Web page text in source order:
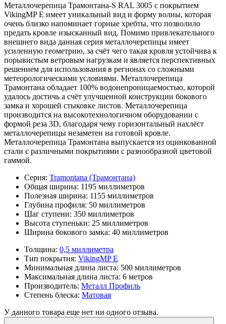
Металлочерепица Трамонтана-S RAL 3005 с покрытием
VikingMP E имеет уникальный вид и форму волны, которая
очень близко напоминает горные хребты, что позволило
предать кровле изысканный вид. Помимо привлекательного
внешнего вида данная серия металлочерепицы имеет
усиленную геометрию, за счёт чего такая кровля устойчива к
порывистым ветровым нагрузкам и является перспективных
решением для использования в регионах со сложными
метеорологическими условиями. Металлочерепица
Трамонтана обладает 100% водонепроницаемостью, которой
удалось достичь а счёт улучшенной конструкции бокового
замка и хорошей стыковке листов. Металлочерепица
производится на высокотехнологичном оборудовании с
формой реза 3D, благодаря чему горизонтальный нахлёст
металлочерепицы незаметен на готовой кровле.
Металлочерепица Трамонтана выпускается из оцинкованной
стали с различными покрытиями с разнообразной цветовой
гаммой.
Серия: Tramontana (Трамонтана)
Общая ширина: 1195 миллиметров
Полезная ширина: 1155 миллиметров
Глубина профиля: 50 миллиметров
Шаг ступени: 350 миллиметров
Высота ступеньки: 25 миллиметров
Ширина бокового замка: 40 миллиметров
Толщина: 0,5 миллиметра
Тип покрытия: VikingMP E
Минимальная длина листа: 500 миллиметров
Максимальная длина листа: 6 метров
Производитель: Металл Профиль
Степень блеска: Матовая
У данного товара еще нет ни одного отзыва.